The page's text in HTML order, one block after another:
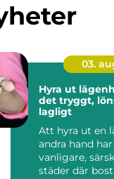
03.
Hyra ut lägenhet så
det tryggt,
lagligt
Att hyra ut en
andra hand
vanligare,
städer där